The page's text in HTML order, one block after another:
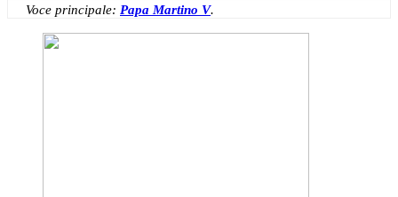
Voce principale: Papa Martino V.